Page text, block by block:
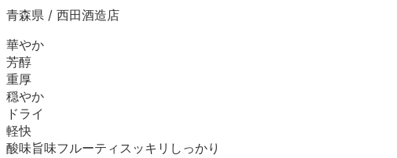
青森県 / 西田酒造店
華やか
芳醇
重厚
穏やか
ドライ
軽快
酸味旨味フルーティ スッキリ しっかり